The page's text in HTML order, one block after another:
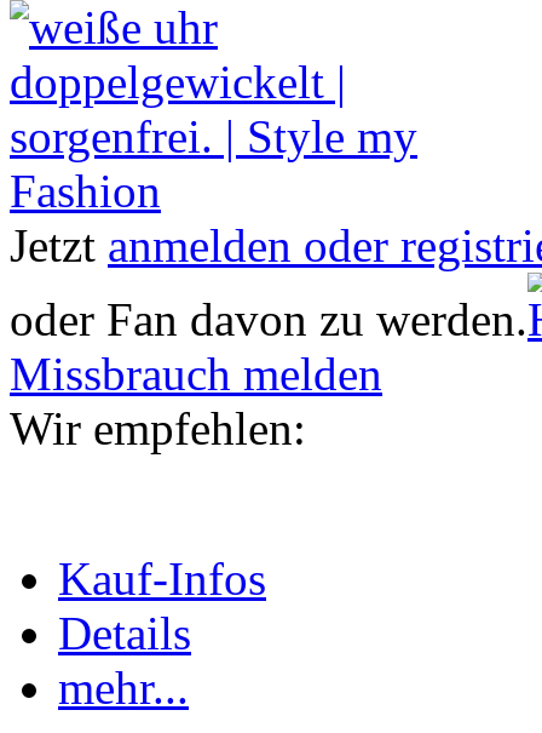
Jetzt anmelden oder
oder Fan davon zu werden.
Missbrauch melden
Wir empfehlen:
Kauf-Infos
Details
mehr...